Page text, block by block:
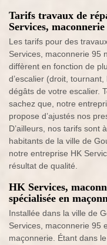
Tarifs travaux de
Services, maconnerie
Les tarifs pour des
Services, maconnerie 95
diffèrent en fonction de
d’escalier (droit,
dégâts de votre escalier.
sachez que, notre
propose d’ajustés nos
D’ailleurs, nos tarifs sont
habitants de la ville de
notre entreprise HK
résultat de qualité.
HK Services,
spécialisée en
Installée dans la ville de
Services, maconnerie 95
maçonnerie. Étant dans